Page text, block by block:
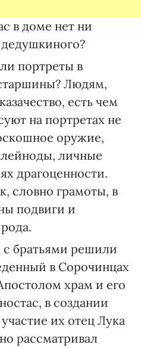
в доме нет ни
дедушкиного?
портреты в
Людям,
есть чем
на портретах не
оружие,
личные
драгоценности.
словно грамоты, в
подвиги и
братьями решили
в Сорочинцах
храм и его
в создании
их отец Лука
рассматривал